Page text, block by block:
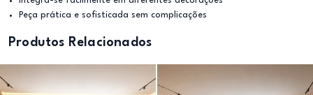
Peça prática e sofisticada sem complicações
Produtos Relacionados